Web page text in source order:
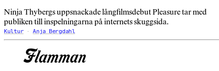
Ninja Thybergs uppsnackade långfilmsdebut Pleasure tar med
publiken till inspelningarna på internets skuggsida.
Kultur Anja Bergdahl